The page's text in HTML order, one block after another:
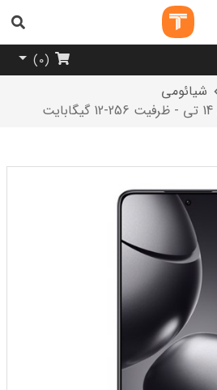
(
0
)
شیائومی